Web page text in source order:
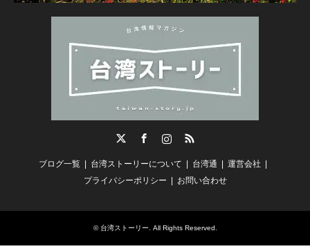
RSS
ブログ一覧 台湾ストーリーについて 台湾通
運営会社
プライバシーポリシー
お問い合わせ
© 台湾ストーリー . All Rights Reserved.